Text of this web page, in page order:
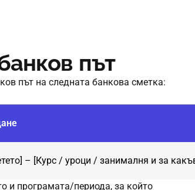
път
път на следната банкова сметка:
– [Курс / уроци / занималня и за
и програмата/периода, за който